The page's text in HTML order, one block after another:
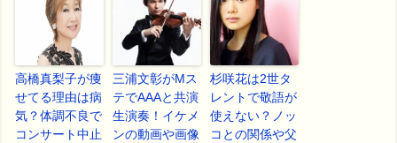
高橋真梨子が痩
せてる理由は病
気？体調不良で
コンサート中止
三浦文彰がMス
テでAAAと共演
生演奏！イケメ
ンの動画や画像
杉咲花は2世タ
レントで敬語が
使えない？ノッ
コとの関係や父